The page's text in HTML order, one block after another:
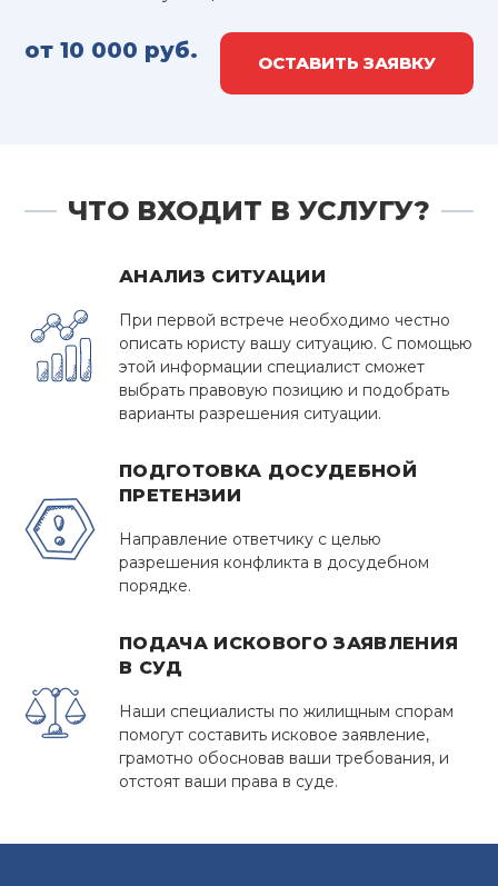
от 10 000 руб. ОСТАВИТЬ ЗАЯВКУ
ЧТО ВХОДИТ В УСЛУГУ?
АНАЛИЗ СИТУАЦИИ
При первой встрече необходимо честно
описать юристу вашу ситуацию. С помощью
этой информации специалист сможет
выбрать правовую позицию и подобрать
варианты разрешения ситуации.
ПОДГОТОВКА ДОСУДЕБНОЙ
ПРЕТЕНЗИИ
Направление ответчику с целью
разрешения конфликта в досудебном
порядке.
ПОДАЧА ИСКОВОГО ЗАЯВЛЕНИЯ
В СУД
Наши специалисты по жилищным спорам
помогут составить исковое заявление,
грамотно обосновав ваши требования, и
отстоят ваши права в суде.